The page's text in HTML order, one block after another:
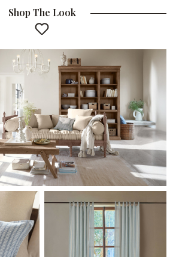
Shop The Look